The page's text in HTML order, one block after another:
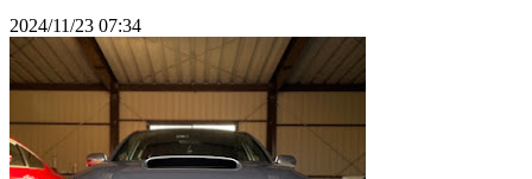
2024/11/23 07:34